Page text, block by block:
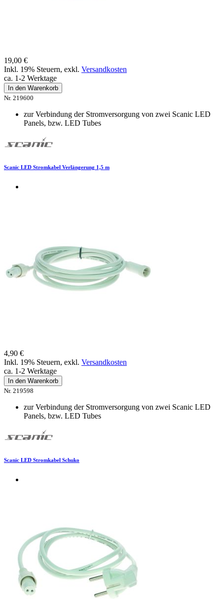
19,00 €
Inkl. 19% Steuern, exkl. Versandkosten
ca. 1-2 Werktage
In den Warenkorb
Nr. 219600
zur Verbindung der Stromversorgung von zwei Scanic LED
Panels, bzw. LED Tubes
Scanic LED Stromkabel Verlängerung 1,5 m
4,90 €
Inkl. 19% Steuern, exkl. Versandkosten
ca. 1-2 Werktage
In den Warenkorb
Nr. 219598
zur Verbindung der Stromversorgung von zwei Scanic LED
Panels, bzw. LED Tubes
Scanic LED Stromkabel Schuko